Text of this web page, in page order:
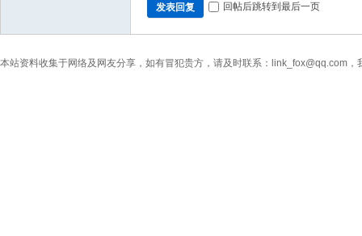
发表回复 回帖后跳转到最后一页
本站资料收集于网络及网友分享，如有冒犯贵方，请及时联系：link_fox@qq.com，